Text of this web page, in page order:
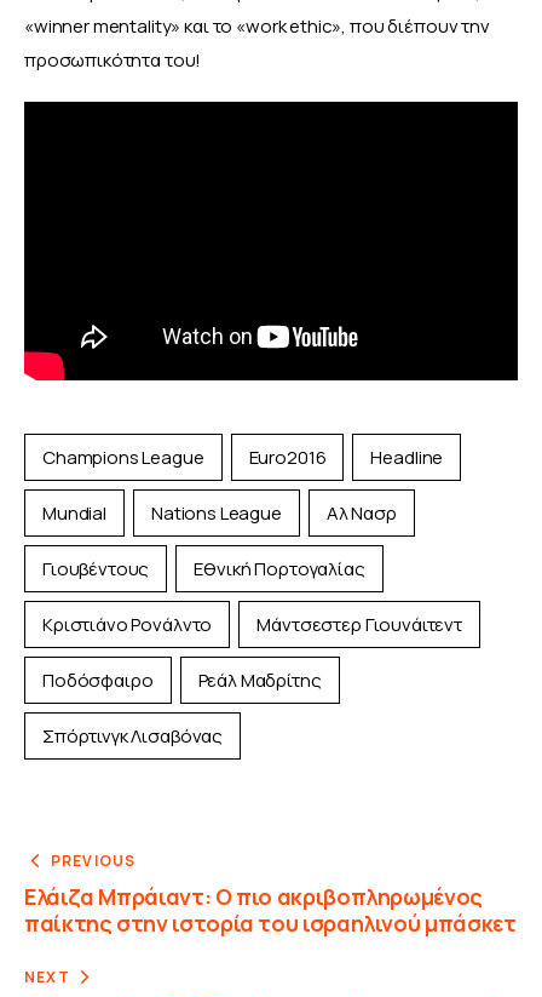
«winner mentality» και το «work ethic», που διέπουν την
προσωπικότητα του!
Champions League Euro2016 Headline
Mundial Nations League Αλ Νασρ
Γιουβέντους Εθνική Πορτογαλίας
Κριστιάνο Ρονάλντο Μάντσεστερ Γιουνάιτεντ
Ποδόσφαιρο Ρεάλ Μαδρίτης
Σπόρτινγκ Λισαβόνας
PREVIOUS
Ελάιζα Μπράιαντ: Ο πιο ακριβοπληρωμένος
παίκτης στην ιστορία του ισραηλινού μπάσκετ
NEXT